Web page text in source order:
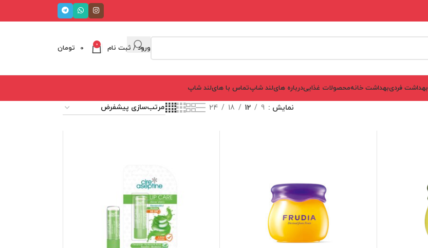
ورود / ثبت نام 0
0 تومان
بهداشت فردیبهداشت خانهمحصولات غذاییدرباره های‌لند شاپتماس با های‌لند شاپ
نمایش 9
12
18
24